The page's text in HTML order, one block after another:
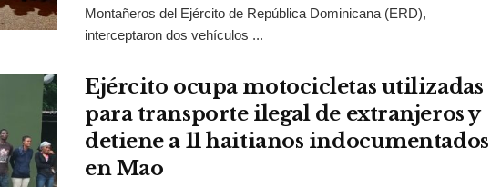
Montañeros del Ejército de República Dominicana (ERD),
interceptaron dos vehículos ...
Ejército ocupa motocicletas utilizadas
para transporte ilegal de extranjeros y
detiene a 11 haitianos indocumentados
en Mao